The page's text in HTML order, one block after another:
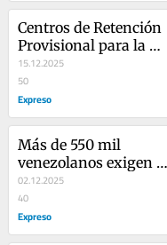
Centros de Retención
Provisional para la
inmigración inservible
15.12.2025
50
Expreso
Más de 550 mil
venezolanos exigen
“refugio” al Perú
02.12.2025
40
Expreso